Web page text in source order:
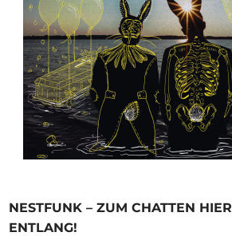
NESTFUNK – ZUM CHATTEN HIER
ENTLANG!